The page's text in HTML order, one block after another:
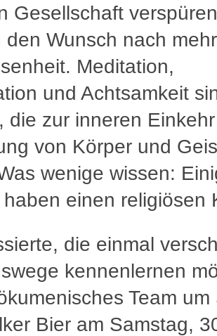
Gesellschaft
den Wunsch nach
Meditation,
und Achtsamkeit
die zur inneren
von Körper und
wenige wissen:
einen religiösen
die einmal
kennenlernen
Team um
Bier am Samstag,